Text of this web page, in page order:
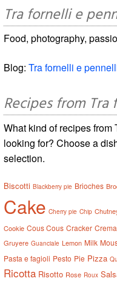
Tra fornelli e
Food, photography,
Blog:Tra fornelli e
Recipes from
What kind of recipes
looking for? Choose a
selection.
Biscotti Blackberry pie Brioches
Cake Cherry pie Chip
Cookie Cous Cous Cracker Crema
Gruyere Guanciale Lemon Milk
Pasta e fagioli Pesto Pie Pizza
Ricotta Risotto Rose Roux